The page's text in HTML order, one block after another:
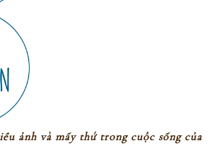
ảnh và mấy thứ trong cuộc sống của